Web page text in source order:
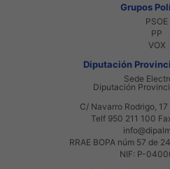
Grupos
PSOE
PP
VOX
Diputación
Sede
Diputación
C/ Navarro Rodrigo,
Telf 950 211 100
RRAE BOPA núm 57 de
NIF: P-